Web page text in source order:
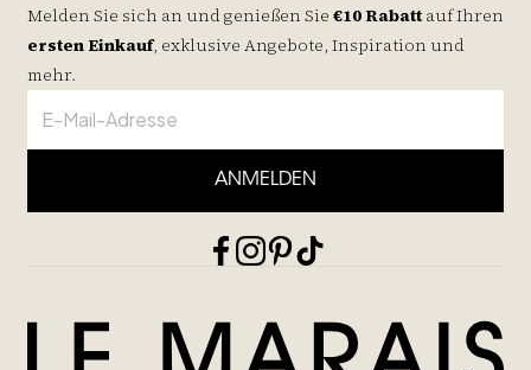
Melden Sie sich an und genießen Sie €10 Rabatt aufIhren
ersten Einkauf, exklusive Angebote, Inspiration und
mehr.
ANMELDEN